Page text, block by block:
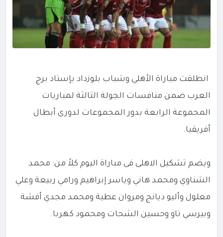
انطلقت مباراة الأهلي وشباب بلوزداد بإستاد برج
العرب ضمن منافسات الجولة الثالثة لمباريات
المجموعة الرابعة بدور المجموعات لدورى أبطال
أفريقيا.
ويضم تشكيل الاهلى فى مباراة اليوم كلاً من: محمد
الشناوي ومحمد هاني وياسر إبراهيم ورامي ربيعة وعلي
معلول وأليو ديانج ومروان عطية ومحمد مجدي أفشة
وبيرسي تاو وحسين الشحات ومحمود كهربا.